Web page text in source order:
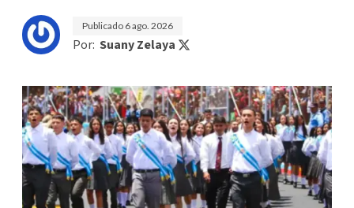
Publicado 6 ago. 2026
Por: Suany Zelaya